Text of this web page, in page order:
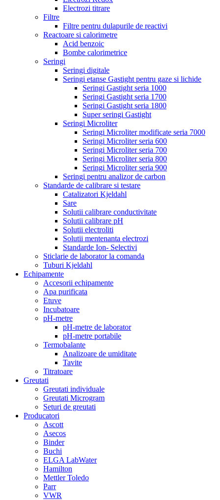
Electrozi titrare
Filtre
Filtre pentru dulapurile de reactivi
Reactoare si calorimetre
Acid benzoic
Bombe calorimetrice
Seringi
Seringi digitale
Seringi etanse Gastight pentru gaze si lichide
Seringi Gastight seria 1000
Seringi Gastight seria 1700
Seringi Gastight seria 1800
Super seringi Gastight
Seringi Microliter
Seringi Microliter modificate seria 7000
Seringi Microliter seria 600
Seringi Microliter seria 700
Seringi Microliter seria 800
Seringi Microliter seria 900
Seringi pentru analizor de carbon
Standarde de calibrare si testare
Catalizatori Kjeldahl
Sare
Solutii calibrare conductivitate
Solutii calibrare pH
Solutii electroliti
Solutii mentenanta electrozi
Standarde Ion- Selectivi
Sticlarie de laborator la comanda
Tuburi Kjeldahl
Echipamente
Accesorii echipamente
Apa purificata
Etuve
Incubatoare
pH-metre
pH-metre de laborator
pH-metre portabile
Termobalante
Analizoare de umiditate
Tavite
Titratoare
Greutati
Greutati individuale
Greutati Microgram
Seturi de greutati
Producatori
Ascott
Asecos
Binder
Buchi
ELGA LabWater
Hamilton
Mettler Toledo
Parr
VWR